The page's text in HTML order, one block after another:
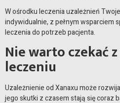
W ośrodku leczenia uzależnień
indywidualnie, z pełnym wsparciem
leczenia do potrzeb pacjenta.
Nie warto czekać
leczeniu
Uzależnienie od Xanaxu może
jego skutki z czasem stają się coraz